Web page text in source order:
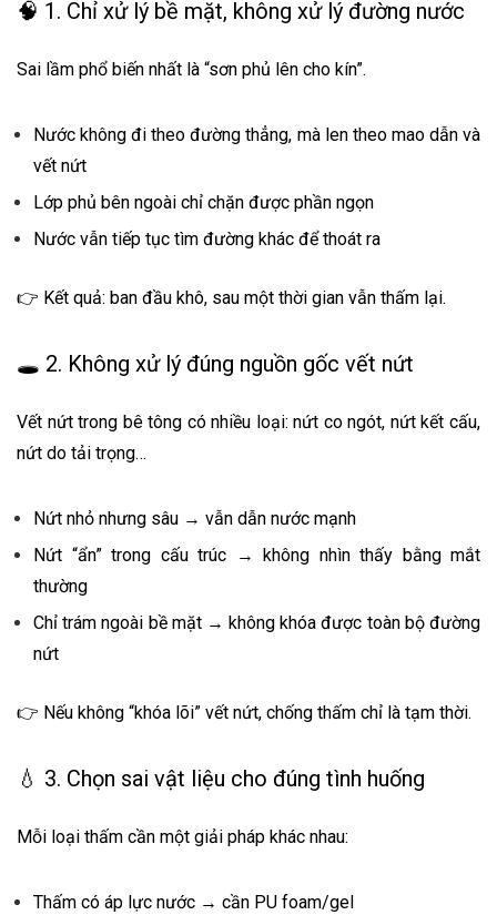
🧠 1. Chỉ xử lý bề mặt, không xử lý đường nước
Sai lầm phổ biến nhất là “sơn phủ lên cho kín”.
Nước không đi theo đường thẳng, mà len theo mao dẫn và
vết nứt
Lớp phủ bên ngoài chỉ chặn được phần ngọn
Nước vẫn tiếp tục tìm đường khác để thoát ra
👉 Kết quả: ban đầu khô, sau một thời gian vẫn thấm lại.
🕳️ 2. Không xử lý đúng nguồn gốc vết nứt
Vết nứt trong bê tông có nhiều loại: nứt co ngót, nứt kết cấu,
nứt do tải trọng…
Nứt nhỏ nhưng sâu → vẫn dẫn nước mạnh
Nứt “ẩn” trong cấu trúc → không nhìn thấy bằng mắt
thường
Chỉ trám ngoài bề mặt → không khóa được toàn bộ đường
nứt
👉 Nếu không “khóa lõi” vết nứt, chống thấm chỉ là tạm thời.
💧 3. Chọn sai vật liệu cho đúng tình huống
Mỗi loại thấm cần một giải pháp khác nhau:
Thấm có áp lực nước → cần PU foam/gel